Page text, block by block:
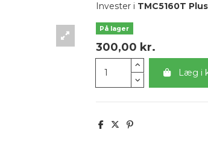
Invester i TMC5160T
På lager
300,00 kr.
Læg i